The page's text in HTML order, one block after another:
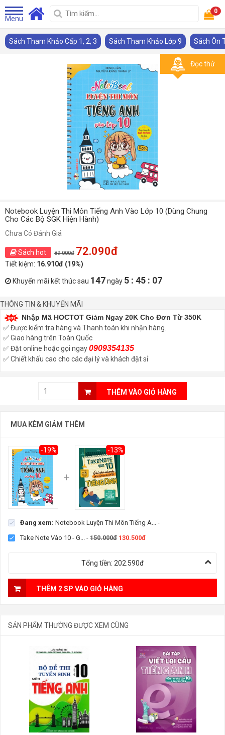
Menu
0
Sách Tham Khảo Cấp 1, 2, 3 Sách Tham Khảo Lớp 9 Sách Ôn
Đọc thử
Notebook Luyện Thi Môn Tiếng Anh Vào Lớp 10 (Dùng Chung
Cho Các Bộ SGK Hiện Hành)
Chưa Có Đánh Giá
Sách hot 89.000đ 72.090đ
Tiết kiệm: 16.910đ (19%)
Khuyến mãi kết thúc sau 147ngày 5 : 45 : 06
THÔNG TIN & KHUYẾN MÃI
Nhập Mã HOCTOT Giảm Ngay 20K Cho Đơn Từ 350K
✅ Được kiểm tra hàng và Thanh toán khi nhận hàng.
✅ Giao hàng trên Toàn Quốc
✅ Đặt online hoặc gọi ngay0909354135
✅ Chiết khấu cao cho các đại lý và khách đặt sỉ
THÊM VÀO GIỎ HÀNG
MUA KÈM GIẢM THÊM
-19% -13%
Đang xem: Notebook Luyện Thi Môn Tiếng A... -
Take Note Vào 10 - G... - 150.000đ 130.500đ
Tổng tiền: 202.590đ
THÊM 2 SP VÀO GIỎ HÀNG
SẢN PHẨM THƯỜNG ĐƯỢC XEM CÙNG